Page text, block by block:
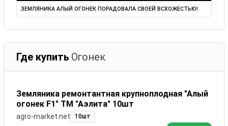
ЗЕМЛЯНИКА АЛЫЙ ОГОНЕК ПОРАДОВАЛА СВОЕЙ ВСХОЖЕСТЬЮ!
Где купить Огонек
Земляника ремонтантная крупноплодная "Алый
огонек F1" ТМ "Аэлита" 10шт
agro-market.net 10шт